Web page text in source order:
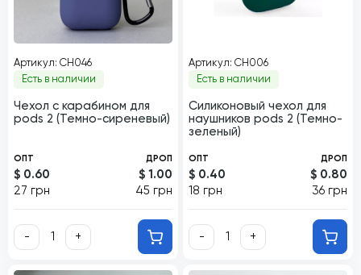
Артикул: CH046
Есть в наличии
Чехол с карабином для
pods 2 (Темно-сиреневый)
ОПТ
$ 0.60
27 грн
ДРОП
$ 1.00
45 грн
- +
Артикул: CH006
Есть в наличии
Силиконовый чехол для
наушников pods 2 (Темно-
зеленый)
ОПТ
$ 0.40
18 грн
ДРОП
$ 0.80
36 грн
- +